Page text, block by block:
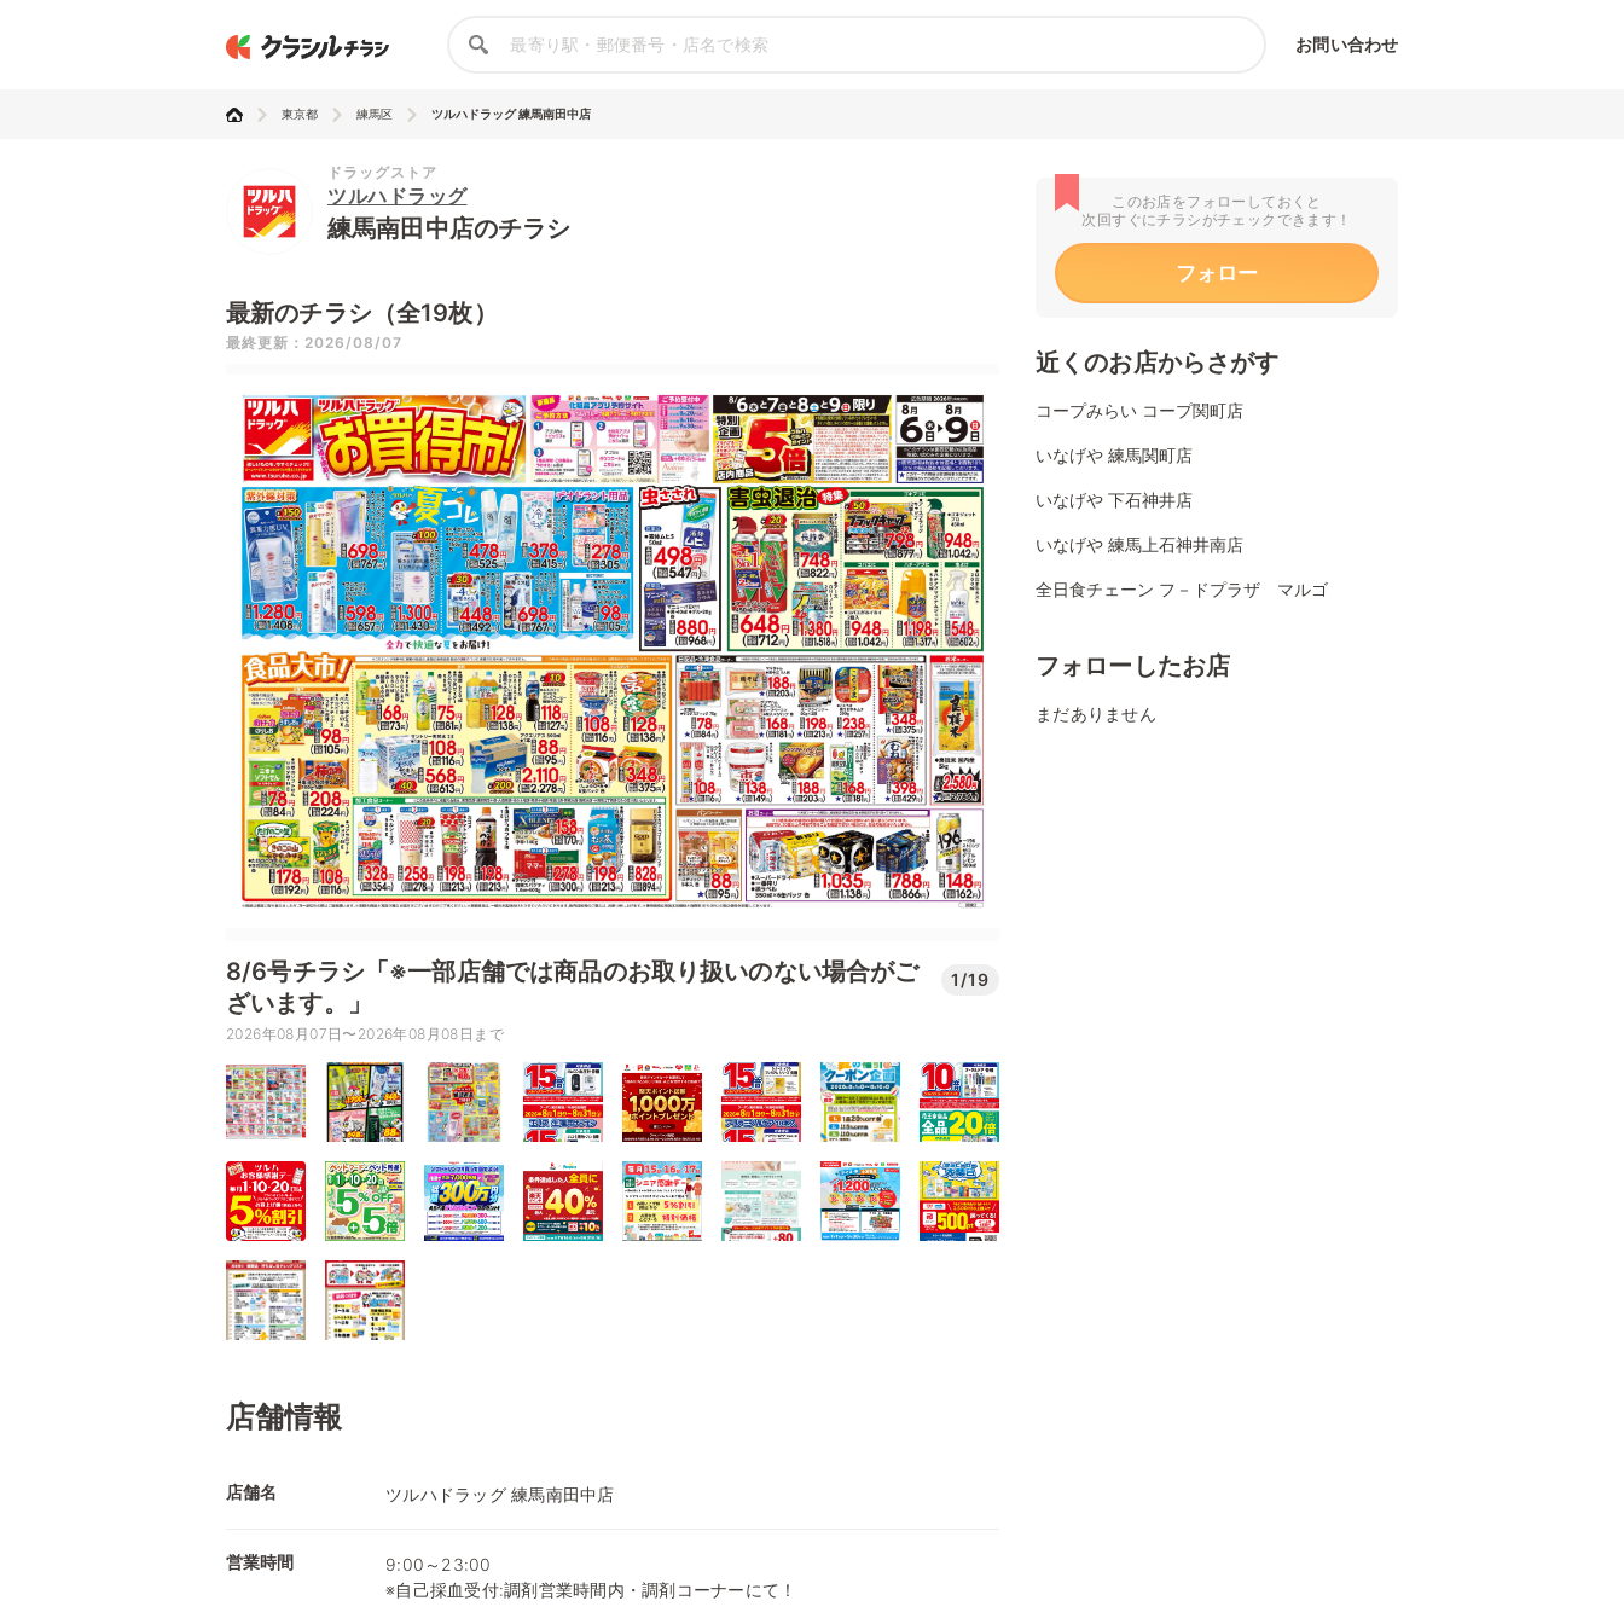
お問い合わせ
東京都 練馬区 ツルハドラッグ 練馬南田中店
ドラッグストア
ツルハドラッグ
練馬南田中店のチラシ
最新のチラシ（全19枚）
最終更新：2026/08/07
8/6号チラシ「※一部店舗では商品のお取り扱いのない場合がご
ざいます。」
1/19
2026年08月07日〜2026年08月08日まで
店舗情報
店舗名 ツルハドラッグ 練馬南田中店
営業時間
9:00～23:00
※自己採血受付:調剤営業時間内・調剤コーナーにて！
このお店をフォローしておくと
次回すぐにチラシがチェックできます！
フォロー
近くのお店からさがす
コープみらい コープ関町店
いなげや 練馬関町店
いなげや 下石神井店
いなげや 練馬上石神井南店
全日食チェーン フ－ドプラザ マルゴ
フォローしたお店
まだありません